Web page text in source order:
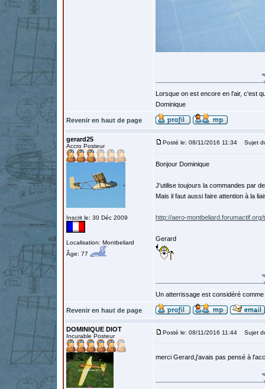
Lorsque on est encore en l'air, c'est
Dominique
Revenir en haut de page
gerard25
Accro Posteur
Inscrit le: 30 Déc 2009
Localisation: Montbeliard
Âge: 77
Posté le: 08/11/2016 11:34 Sujet
Bonjour Dominique
J'utilise toujours la commandes par
Mais il faut aussi faire attention à la
http://aero-
Gerard
Un atterrissage est considéré
Revenir en haut de page
DOMINIQUE DIOT
Incurable Posteur
Posté le: 08/11/2016 11:44 Sujet
merci Gerard,j'avais pas pensé à